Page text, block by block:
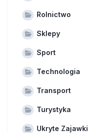
Rolnictwo
Sklepy
Sport
Technologia
Transport
Turystyka
Ukryte Zajawki